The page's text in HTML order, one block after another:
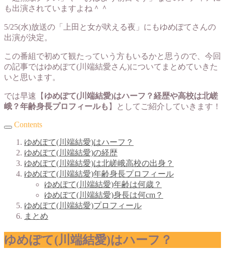
も出演されていますよね＾＾
5/25(水)放送の「上田と女が吠える夜」にもゆめぽてさんの
出演が決定。
この番組で初めて観たっていう方もいるかと思うので、今回
の記事ではゆめぽて(川端結愛さん)についてまとめていきた
いと思います。
では早速【 ゆめぽて(川端結愛)はハーフ？経歴や高校は北嵯
峨？年齢身長プロフィールも 】としてご紹介していきます！
Contents
ゆめぽて(川端結愛)はハーフ？
ゆめぽて(川端結愛)の経歴
ゆめぽて(川端結愛)は北嵯峨高校の出身？
ゆめぽて(川端結愛)年齢身長プロフィール
ゆめぽて(川端結愛)年齢は何歳？
ゆめぽて(川端結愛)身長は何cm？
ゆめぽて(川端結愛)プロフィール
まとめ
ゆめぽて(川端結愛)はハーフ？